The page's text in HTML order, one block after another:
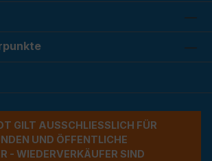
GILT AUSSCHLIESSLICH FÜR G
UND ÖFFENTLICHE A
WIEDERVERKÄUFER SIND A